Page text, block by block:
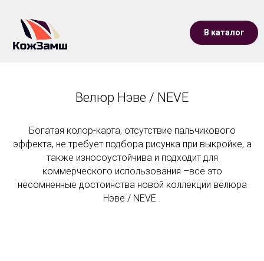
В каталог
Велюр Нэве / NEVE
Богатая колор-карта, отсутствие пальчикового
эффекта, не требует подбора рисунка при выкройке, а
также износоустойчива и подходит для
коммерческого использования –все это
несомненные достоинства новой коллекции велюра
Нэве / NEVE .